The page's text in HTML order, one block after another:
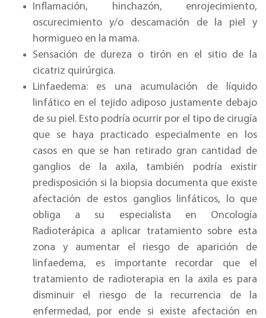
Inflamación, hinchazón, enrojecimiento,
oscurecimiento y/o descamación de la piel y
hormigueo en la mama.
Sensación de dureza o tirón en el sitio de la
cicatriz quirúrgica.
Linfaedema: es una acumulación de líquido
linfático en el tejido adiposo justamente debajo
de su piel. Esto podría ocurrir por el tipo de cirugía
que se haya practicado especialmente en los
casos en que se han retirado gran cantidad de
ganglios de la axila, también podría existir
predisposición si la biopsia documenta que existe
afectación de estos ganglios linfáticos, lo que
obliga a su especialista en Oncología
Radioterápica a aplicar tratamiento sobre esta
zona y aumentar el riesgo de aparición de
linfaedema, es importante recordar que el
tratamiento de radioterapia en la axila es para
disminuir el riesgo de la recurrencia de la
enfermedad, por ende si existe afectación en